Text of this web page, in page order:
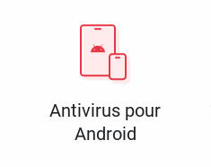
Antivirus pour
Android